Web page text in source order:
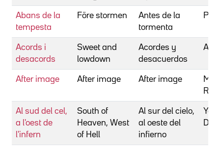
Abans de la
tempesta
Före stormen
Antes de la
tormenta
Acords i
desacords
Sweet and
lowdown
Acordes y
desacuerdos
After image After image After image
Al sud del cel,
a l'oest de
l'infern
South of
Heaven, West
of Hell
Al sur del cielo,
al oeste del
infierno